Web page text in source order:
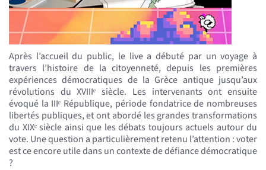
Après l’accueil du public, le live a débuté par un voyage à
travers l’histoire de la citoyenneté, depuis les premières
expériences démocratiques de la Grèce antique jusqu’aux
révolutions du XVIIIᵉ siècle. Les intervenants ont ensuite
évoqué la IIIᵉ République, période fondatrice de nombreuses
libertés publiques, et ont abordé les grandes transformations
du XIXᵉ siècle ainsi que les débats toujours actuels autour du
vote. Une question a particulièrement retenu l’attention : voter
est ce encore utile dans un contexte de défiance démocratique
?